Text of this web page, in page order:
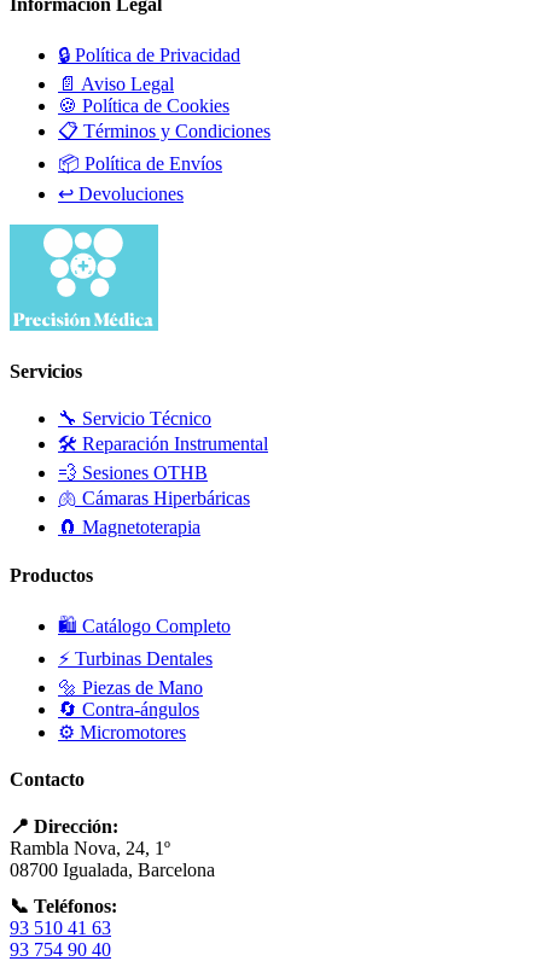
🔒 Política de Privacidad
📄 Aviso Legal
🍪 Política de Cookies
📋 Términos y Condiciones
📦 Política de Envíos
↩️ Devoluciones
Servicios
🔧 Servicio Técnico
🛠️ Reparación Instrumental
💨 Sesiones OTHB
🫁 Cámaras Hiperbáricas
🧲 Magnetoterapia
Productos
🛍️ Catálogo Completo
⚡ Turbinas Dentales
🔩 Piezas de Mano
🔄 Contra-ángulos
⚙️ Micromotores
Contacto
📍 Dirección:
Rambla Nova, 24, 1º
08700 Igualada, Barcelona
📞 Teléfonos:
93 510 41 63
93 754 90 40